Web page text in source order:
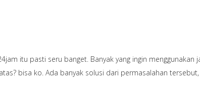
itu pasti seru banget. Banyak yang ingin
bisa ko. Ada banyak solusi dari permasalahan